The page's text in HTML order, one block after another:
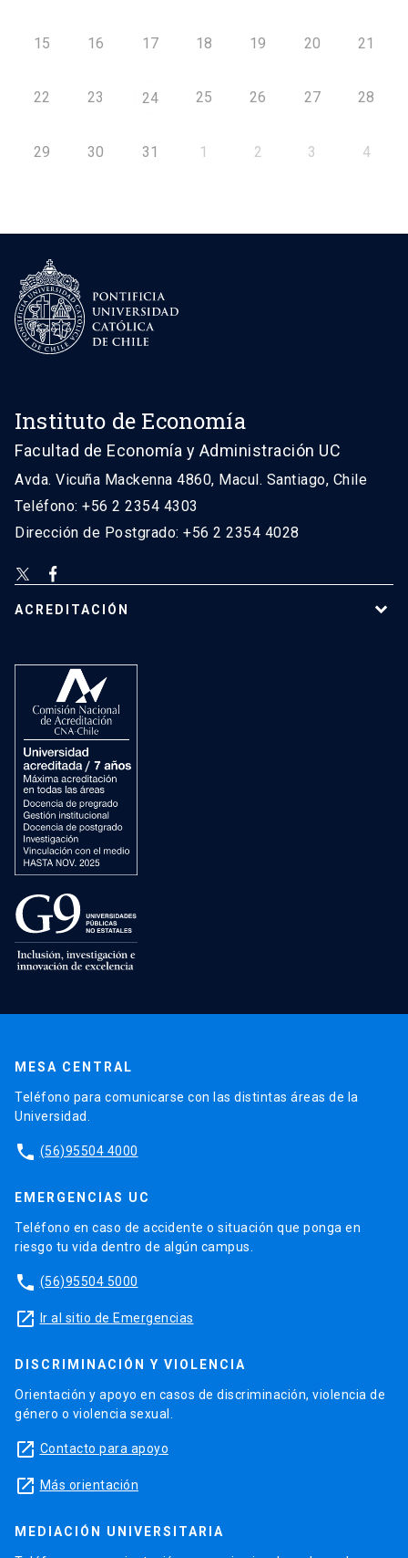
15 16 17 18 19 20 21
22 23 24 25 26 27 28
29 30 31 1 2 3 4
Instituto de Economía
Facultad de Economía y Administración UC
Avda. Vicuña Mackenna 4860, Macul. Santiago, Chile
Teléfono: +56 2 2354 4303
Dirección de Postgrado: +56 2 2354 4028
ACREDITACIÓN
MESA CENTRAL
Teléfono para comunicarse con las distintas áreas de la
Universidad.
phone (56)95504 4000
EMERGENCIAS UC
Teléfono en caso de accidente o situación que ponga en
riesgo tu vida dentro de algún campus.
phone (56)95504 5000
launch Ir al sitio de Emergencias
DISCRIMINACIÓN Y VIOLENCIA
Orientación y apoyo en casos de discriminación, violencia de
género o violencia sexual.
launch Contacto para apoyo
launch Más orientación
MEDIACIÓN UNIVERSITARIA